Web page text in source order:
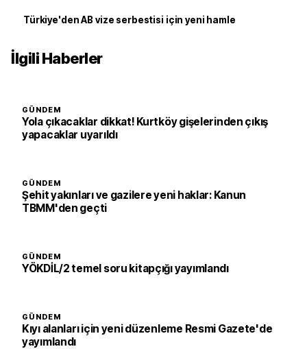
Türkiye'den AB vize serbestisi için yeni hamle
İlgili Haberler
GÜNDEM
Yola çıkacaklar dikkat! Kurtköy gişelerinden çıkış
yapacaklar uyarıldı
GÜNDEM
Şehit yakınları ve gazilere yeni haklar: Kanun
TBMM'den geçti
GÜNDEM
YÖKDİL/2 temel soru kitapçığı yayımlandı
GÜNDEM
Kıyı alanları için yeni düzenleme Resmi Gazete'de
yayımlandı